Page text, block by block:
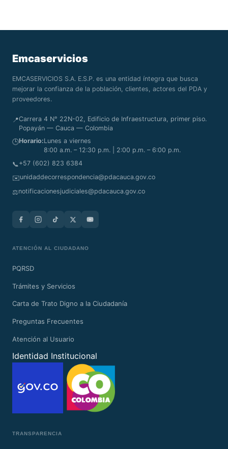
Emcaservicios
EMCASERVICIOS S.A. E.S.P. es una entidad íntegra que busca
mejorar la confianza de la población, clientes, actores del PDA y
proveedores.
📍Carrera 4 N° 22N-02, Edificio de Infraestructura, primer piso.
Popayán — Cauca — Colombia
🕒Horario:Lunes a viernes
8:00 a.m. – 12:30 p.m. | 2:00 p.m. – 6:00 p.m.
📞+57 (602) 823 6384
✉️unidaddecorrespondencia@pdacauca.gov.co
⚖️notificacionesjudiciales@pdacauca.gov.co
ATENCIÓN AL CIUDADANO
PQRSD
Trámites y Servicios
Carta de Trato Digno a la Ciudadanía
Preguntas Frecuentes
Atención al Usuario
Identidad Institucional
TRANSPARENCIA